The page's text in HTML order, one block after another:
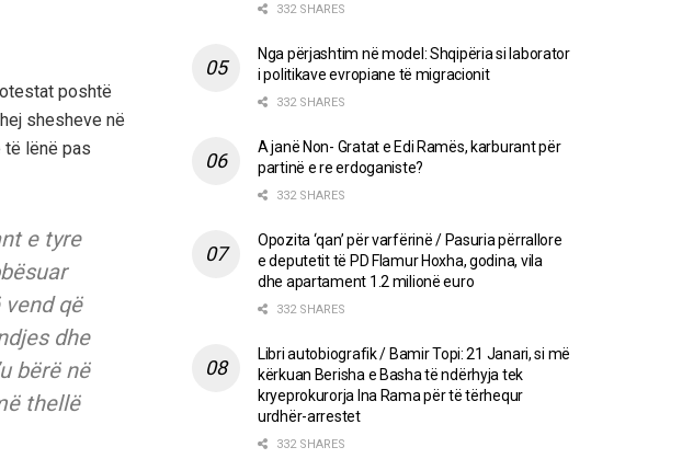
poshtë
shesheve në
të lënë pas
e tyre
që
dhe
bërë në
thellë
332 SHARES
Nga përjashtim në model: Shqipëria si laborator
i politikave evropiane të migracionit
332 SHARES
A janë Non- Gratat e Edi Ramës, karburant për
partinë e re erdoganiste?
332 SHARES
Opozita ‘qan’ për varfërinë / Pasuria përrallore
e deputetit të PD Flamur Hoxha, godina, vila
dhe apartament 1.2 milionë euro
332 SHARES
Libri autobiografik / Bamir Topi: 21 Janari, si më
kërkuan Berisha e Basha të ndërhyja tek
kryeprokurorja Ina Rama për të tërhequr
urdhër-arrestet
332 SHARES